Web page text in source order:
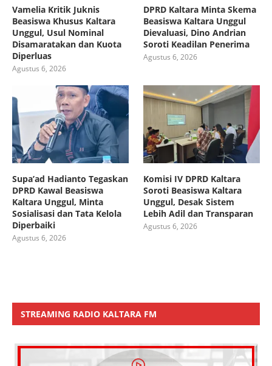
Vamelia Kritik Juknis
Beasiswa Khusus Kaltara
Unggul, Usul Nominal
Disamaratakan dan Kuota
Diperluas
Agustus 6, 2026
DPRD Kaltara Minta Skema
Beasiswa Kaltara Unggul
Dievaluasi, Dino Andrian
Soroti Keadilan Penerima
Agustus 6, 2026
Supa’ad Hadianto Tegaskan
DPRD Kawal Beasiswa
Kaltara Unggul, Minta
Sosialisasi dan Tata Kelola
Diperbaiki
Agustus 6, 2026
Komisi IV DPRD Kaltara
Soroti Beasiswa Kaltara
Unggul, Desak Sistem
Lebih Adil dan Transparan
Agustus 6, 2026
STREAMING RADIO KALTARA FM